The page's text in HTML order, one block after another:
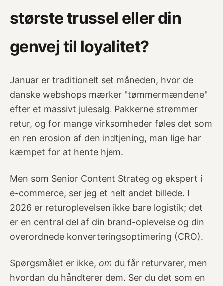
største trussel eller din
genvej til loyalitet?
Januar er traditionelt set måneden, hvor de
danske webshops mærker "tømmermændene"
efter et massivt julesalg. Pakkerne strømmer
retur, og for mange virksomheder føles det som
en ren erosion af den indtjening, man lige har
kæmpet for at hente hjem.
Men som Senior Content Strateg og ekspert i
e-commerce, ser jeg et helt andet billede. I
2026 er returoplevelsen ikke bare logistik; det
er en central del af din brand-oplevelse og din
overordnede konverteringsoptimering (CRO).
Spørgsmålet er ikke, om du får returvarer, men
hvordan du håndterer dem. Ser du det som en